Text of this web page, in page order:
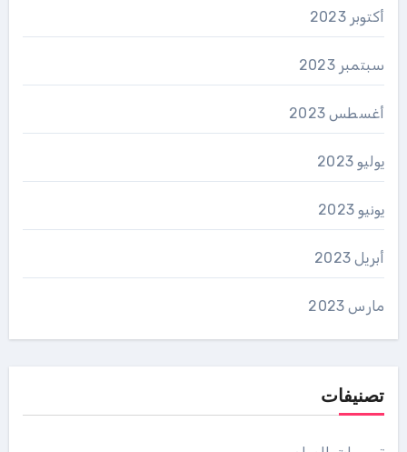
أكتوبر 2023
سبتمبر 2023
أغسطس 2023
يوليو 2023
يونيو 2023
أبريل 2023
مارس 2023
تصنيفات